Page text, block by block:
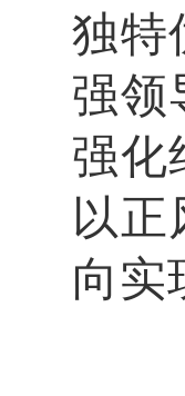
独特
强领
强化
以正
向实